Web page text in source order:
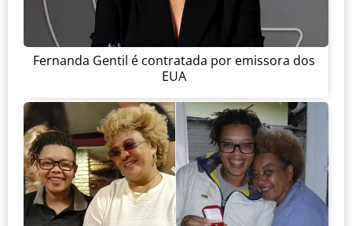
Fernanda Gentil é contratada por emissora dos
EUA